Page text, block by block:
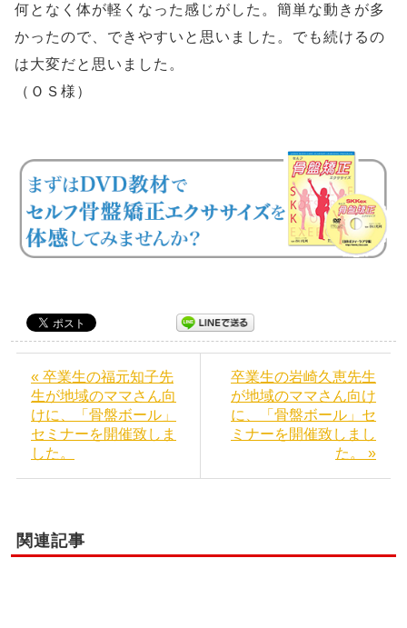
何となく体が軽くなった感じがした。簡単な動きが多
かったので、できやすいと思いました。でも続けるの
は大変だと思いました。
（ＯＳ様）
« 卒業生の福元知子先
生が地域のママさん向
けに、「骨盤ボール」
セミナーを開催致しま
した。
卒業生の岩崎久恵先生
が地域のママさん向け
に、「骨盤ボール」セ
ミナーを開催致しまし
た。 »
関連記事